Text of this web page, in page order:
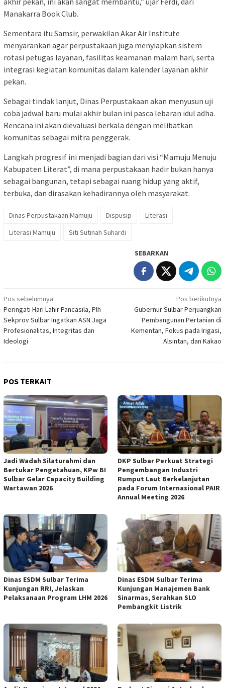
Manakarra Book Club.
Sementara itu Samsir, perwakilan Akar Air Institute
menyarankan agar perpustakaan juga menyiapkan sistem
rotasi petugas layanan, fasilitas keamanan malam hari, serta
integrasi kegiatan komunitas dalam kalender layanan akhir
pekan.
Sebagai tindak lanjut, Dinas Perpustakaan akan menyusun uji
coba jadwal baru mulai akhir bulan ini pasca lebaran idul adha.
Rencana ini akan dievaluasi berkala dengan melibatkan
komunitas sebagai mitra penggerak.
Langkah progresif ini menjadi bagian dari visi “Mamuju Menuju
Kabupaten Literat”, di mana perpustakaan hadir bukan hanya
sebagai bangunan, tetapi sebagai ruang hidup yang aktif,
terbuka, dan dirasakan kehadirannya oleh masyarakat.
Dinas Perpustakaan Mamuju Dispusip
Literasi
Literasi Mamuju
Siti Sutinah Suhardi
SEBARKAN
Navigasi
pos
Pos sebelumnya
Peringati Hari Lahir Pancasila, Plh
Sekprov Sulbar Ingatkan ASN Jaga
Profesionalitas, Integritas dan
Ideologi
Pos berikutnya
Gubernur Sulbar Perjuangkan
Pembangunan Pertanian di
Kementan, Fokus pada Irigasi,
Alsintan, dan Kakao
POS TERKAIT
Jadi Wadah Silaturahmi dan
Bertukar Pengetahuan, KPw BI
Sulbar Gelar Capacity Building
Wartawan 2026
DKP Sulbar Perkuat Strategi
Pengembangan Industri
Rumput Laut Berkelanjutan
pada Forum Internasional PAIR
Annual Meeting 2026
Dinas ESDM Sulbar Terima
Kunjungan RRI, Jelaskan
Pelaksanaan Program LHM 2026
Dinas ESDM Sulbar Terima
Kunjungan Manajemen Bank
Sinarmas, Serahkan SLO
Pembangkit Listrik